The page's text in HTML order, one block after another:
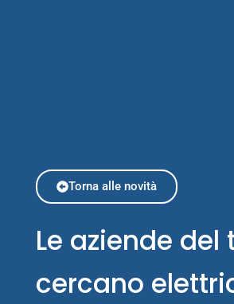
Torna alle novità
Le aziende del
cercano